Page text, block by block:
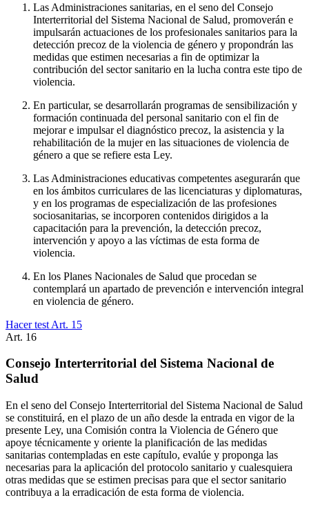
Las Administraciones sanitarias, en el seno del Consejo
Interterritorial del Sistema Nacional de Salud, promoverán e
impulsarán actuaciones de los profesionales sanitarios para la
detección precoz de la violencia de género y propondrán las
medidas que estimen necesarias a fin de optimizar la
contribución del sector sanitario en la lucha contra este tipo de
violencia.
En particular, se desarrollarán programas de sensibilización y
formación continuada del personal sanitario con el fin de
mejorar e impulsar el diagnóstico precoz, la asistencia y la
rehabilitación de la mujer en las situaciones de violencia de
género a que se refiere esta Ley.
Las Administraciones educativas competentes asegurarán que
en los ámbitos curriculares de las licenciaturas y diplomaturas,
y en los programas de especialización de las profesiones
sociosanitarias, se incorporen contenidos dirigidos a la
capacitación para la prevención, la detección precoz,
intervención y apoyo a las víctimas de esta forma de
violencia.
En los Planes Nacionales de Salud que procedan se
contemplará un apartado de prevención e intervención integral
en violencia de género.
Hacer test Art. 15
Art. 16
Consejo Interterritorial del Sistema Nacional de
Salud
En el seno del Consejo Interterritorial del Sistema Nacional de Salud
se constituirá, en el plazo de un año desde la entrada en vigor de la
presente Ley, una Comisión contra la Violencia de Género que
apoye técnicamente y oriente la planificación de las medidas
sanitarias contempladas en este capítulo, evalúe y proponga las
necesarias para la aplicación del protocolo sanitario y cualesquiera
otras medidas que se estimen precisas para que el sector sanitario
contribuya a la erradicación de esta forma de violencia.